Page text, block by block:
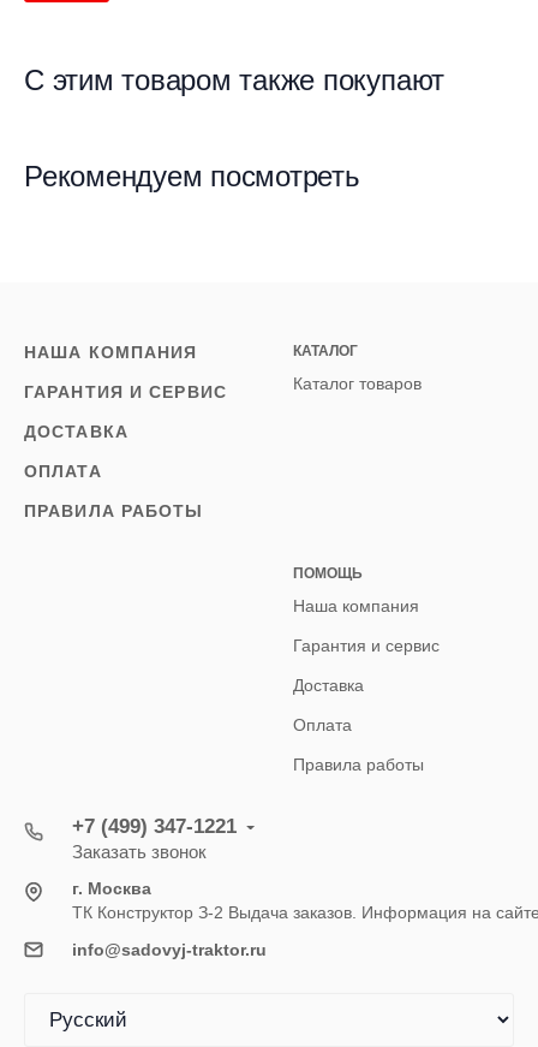
С этим товаром также покупают
Рекомендуем посмотреть
НАША КОМПАНИЯ
ГАРАНТИЯ И СЕРВИС
ДОСТАВКА
ОПЛАТА
ПРАВИЛА РАБОТЫ
КАТАЛОГ
Каталог товаров
ПОМОЩЬ
Наша компания
Гарантия и сервис
Доставка
Оплата
Правила работы
+7 (499) 347-1221
Заказать звонок
г. Москва
ТК Конструктор З-2 Выдача заказов. Информация на
info@sadovyj-traktor.ru